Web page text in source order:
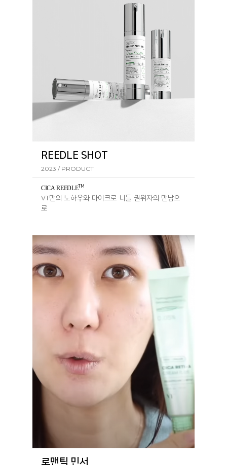
REEDLE SHOT
2023 / PRODUCT
CICA REEDLETM
VT만의 노하우와 마이크로 니들 권위자의 만남으
로
로맨틱 민서